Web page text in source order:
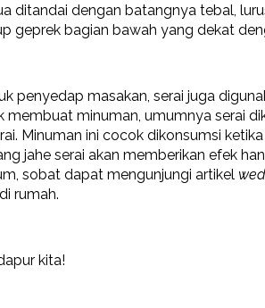
ditandai dengan batangnya tebal,
geprek bagian bawah yang dekat
penyedap masakan, serai juga
minuman, umumnya serai
Minuman ini cocok dikonsumsi
jahe serai akan memberikan efek
sobat dapat mengunjungi artikel
rumah.
kita!